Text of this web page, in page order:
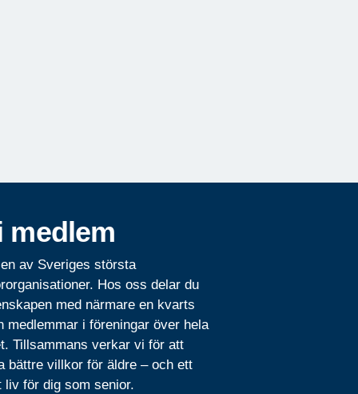
medlem
av Sveriges största
Hos oss delar du
med närmare en kvarts
medlemmar i föreningar över hela
Tillsammans verkar vi för att
bättre villkor för äldre – och ett
liv för dig som senior.